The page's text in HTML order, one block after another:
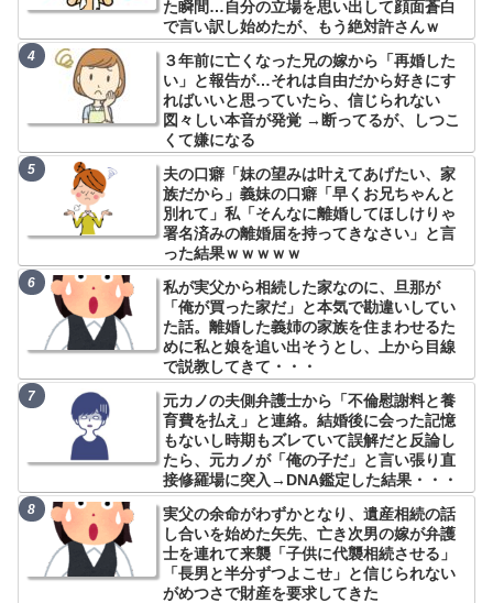
た瞬間…自分の立場を思い出して顔面蒼白
で言い訳し始めたが、もう絶対許さんｗ
３年前に亡くなった兄の嫁から「再婚した
い」と報告が…それは自由だから好きにす
ればいいと思っていたら、信じられない
図々しい本音が発覚 →断ってるが、しつこ
くて嫌になる
夫の口癖「妹の望みは叶えてあげたい、家
族だから」義妹の口癖「早くお兄ちゃんと
別れて」私「そんなに離婚してほしけりゃ
署名済みの離婚届を持ってきなさい」と言
った結果ｗｗｗｗｗ
私が実父から相続した家なのに、旦那が
「俺が買った家だ」と本気で勘違いしてい
た話。離婚した義姉の家族を住まわせるた
めに私と娘を追い出そうとし、上から目線
で説教してきて・・・
元カノの夫側弁護士から「不倫慰謝料と養
育費を払え」と連絡。結婚後に会った記憶
もないし時期もズレていて誤解だと反論し
たら、元カノが「俺の子だ」と言い張り直
接修羅場に突入→DNA鑑定した結果・・・
実父の余命がわずかとなり、遺産相続の話
し合いを始めた矢先、亡き次男の嫁が弁護
士を連れて来襲「子供に代襲相続させる」
「長男と半分ずつよこせ」と信じられない
がめつさで財産を要求してきた